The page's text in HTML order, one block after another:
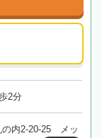
2分
の内2-20-25 メッ